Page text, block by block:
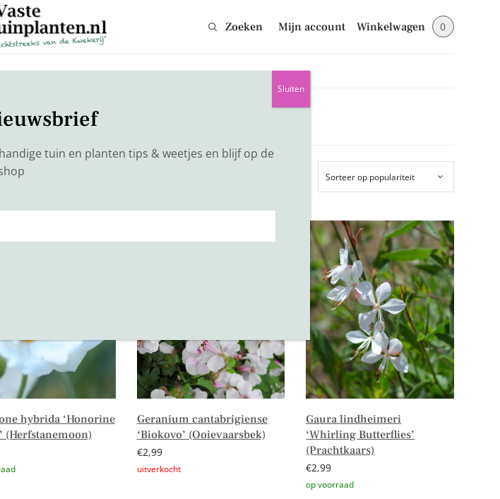
Zoeken Mijn account Winkelwagen 0
hybrida ‘Honorine
(Herfstanemoon)
Geranium cantabrigiense
‘Biokovo’ (Ooievaarsbek)
€2,99
Gaura lindheimeri
‘Whirling Butterflies’
(Prachtkaars)
€2,99
tuin en planten tips & weetjes en blijf op de
Sluiten